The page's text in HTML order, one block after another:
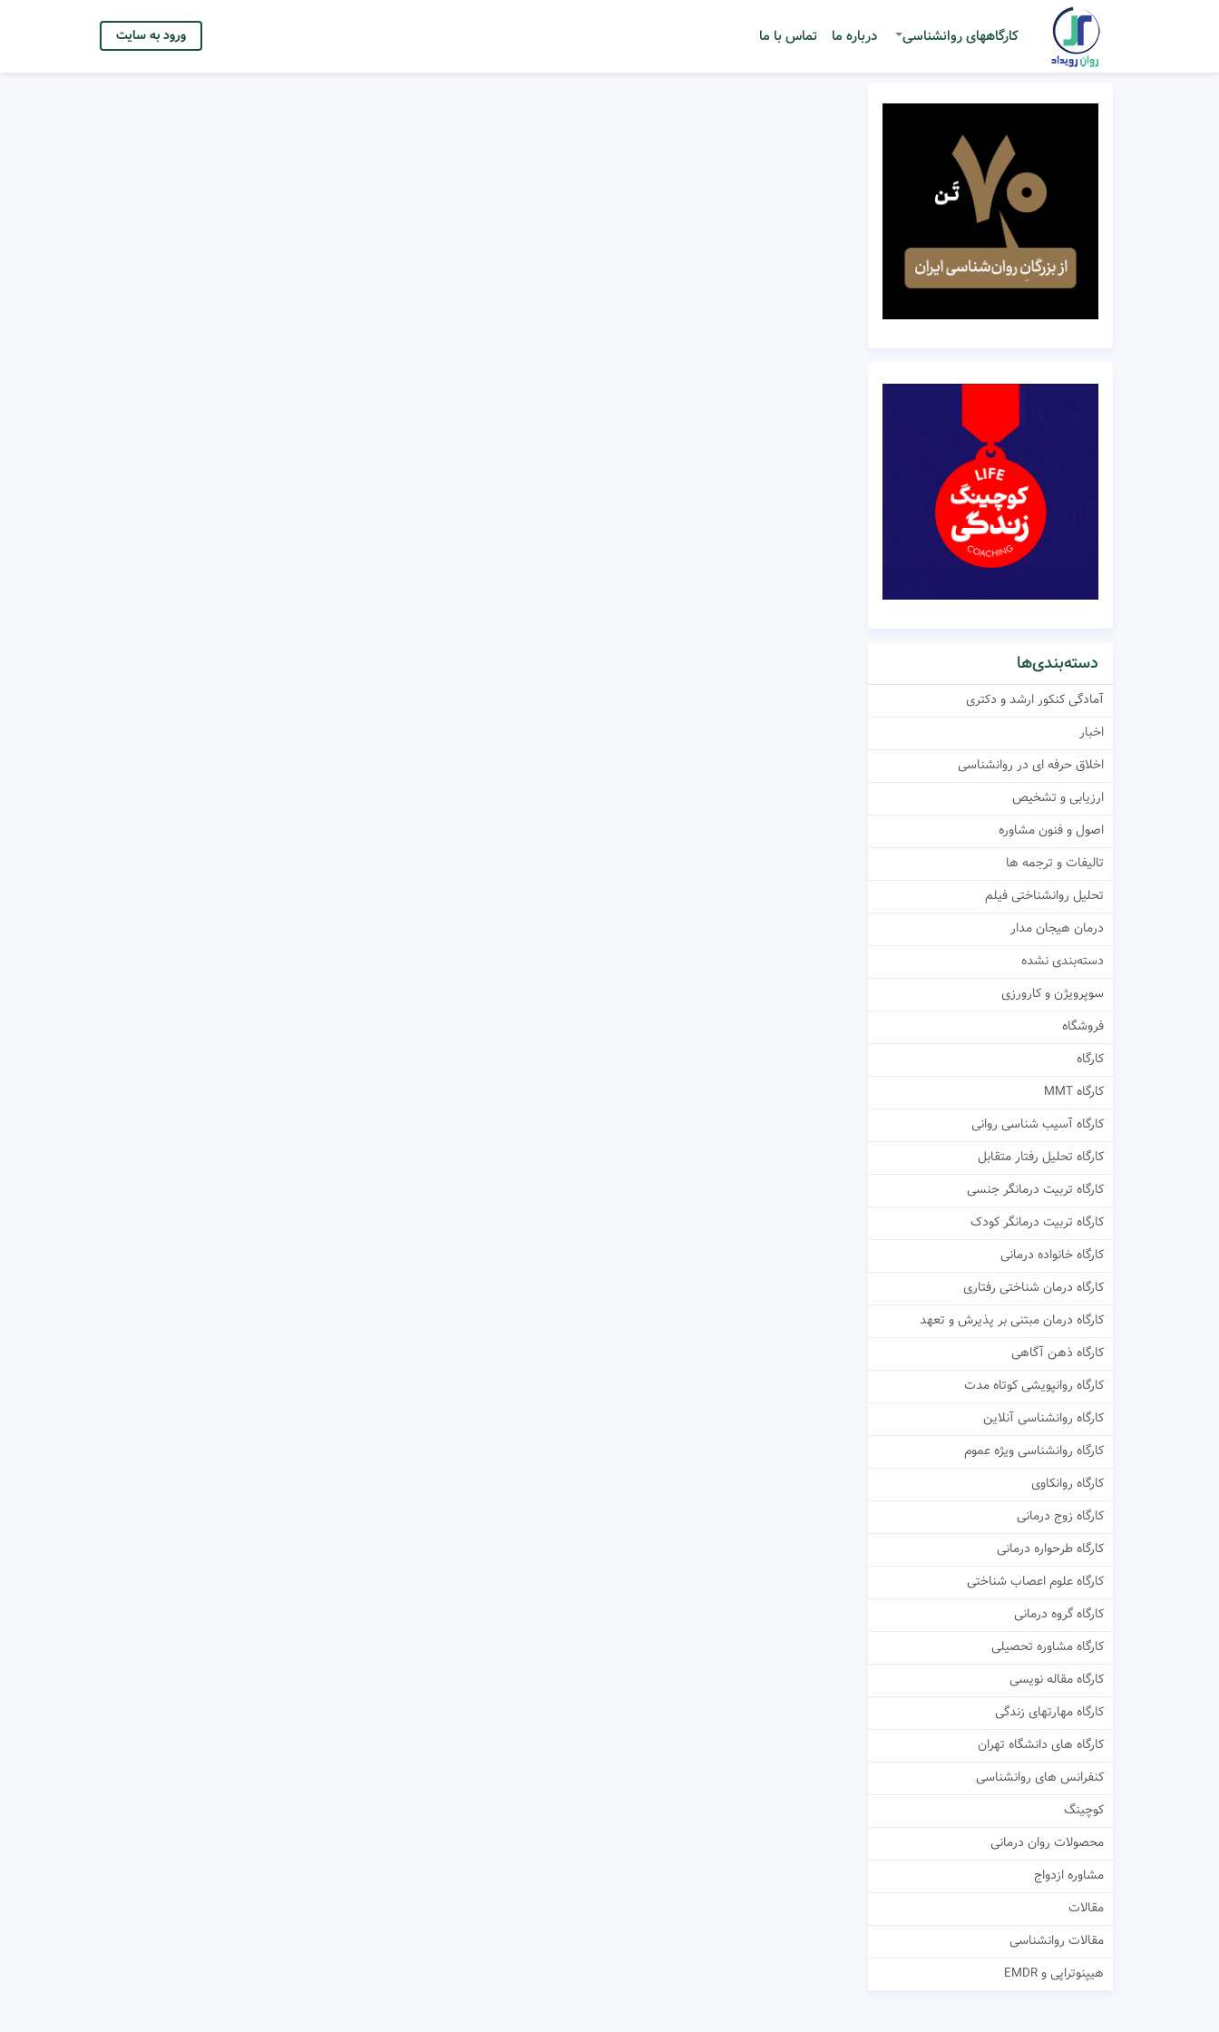
کارگاههای روانشناسی درباره ما تماس با ما ورود به سایت
دسته‌بندی‌ها
آمادگی کنکور ارشد و دکتری
اخبار
اخلاق حرفه ای در روانشناسی
ارزیابی و تشخیص
اصول و فنون مشاوره
تالیفات و ترجمه ها
تحلیل روانشناختی فیلم
درمان هیجان مدار
دسته‌بندی نشده
سوپرویژن و کارورزی
فروشگاه
کارگاه
کارگاه MMT
کارگاه آسیب شناسی روانی
کارگاه تحلیل رفتار متقابل
کارگاه تربیت درمانگر جنسی
کارگاه تربیت درمانگر کودک
کارگاه خانواده درمانی
کارگاه درمان شناختی رفتاری
کارگاه درمان مبتنی بر پذیرش و تعهد
کارگاه ذهن آگاهی
کارگاه روانپویشی کوتاه مدت
کارگاه روانشناسی آنلاین
کارگاه روانشناسی ویژه عموم
کارگاه روانکاوی
کارگاه زوج درمانی
کارگاه طرحواره درمانی
کارگاه علوم اعصاب شناختی
کارگاه گروه درمانی
کارگاه مشاوره تحصیلی
کارگاه مقاله نویسی
کارگاه مهارتهای زندگی
کارگاه های دانشگاه تهران
کنفرانس های روانشناسی
کوچینگ
محصولات روان درمانی
مشاوره ازدواج
مقالات
مقالات روانشناسی
هیپنوتراپی و EMDR